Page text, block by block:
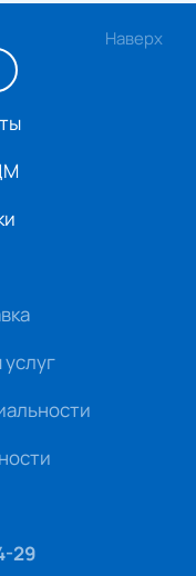
Наверх
29